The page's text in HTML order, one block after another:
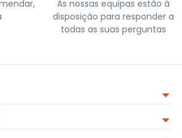
As nossas equipas estão à
disposição para responder a
todas as suas perguntas